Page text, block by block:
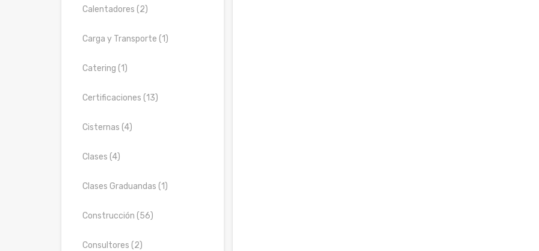
Calentadores (2)
Carga y Transporte (1)
Catering (1)
Certificaciones (13)
Cisternas (4)
Clases (4)
Clases Graduandas (1)
Construcción (56)
Consultores (2)